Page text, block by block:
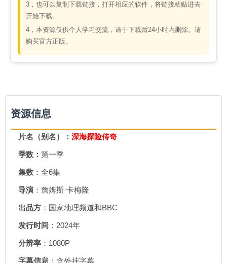
3，也可以复制下载链接，打开相应的软件，将链接粘贴进去
开始下载。
4，本资源仅供个人学习交流，请于下载后24小时内删除。请
购买官方正版。
资源信息
片名（别名）： 深海探险传奇
季数： 第一季
集数 ：全6集
导演 ：詹姆斯·卡梅隆
出品方 ：国家地理频道和BBC
发行时间 ：2024年
分辨率 ：1080P
字幕信息 ：含外挂字幕